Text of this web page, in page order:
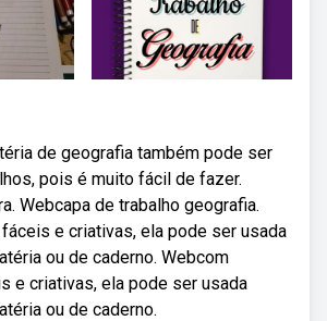
de geografia também pode ser
pois é muito fácil de fazer.
Webcapa de trabalho geografia.
e criativas, ela pode ser usada
ou de caderno. Webcom
e criativas, ela pode ser usada
ou de caderno.